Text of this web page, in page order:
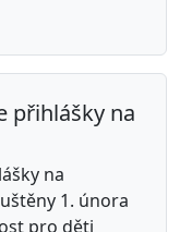
přihlášky na
na
1. února
pro děti